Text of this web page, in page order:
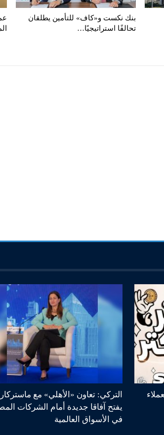
بنك نكست و«كاف» للتأمين يطلقان
تحالفًا استراتيجيًا…
التركي: تعاون «الأهلي» مع
يفتح آفاقا جديدة أمام الشركات
في الأسواق العالمية